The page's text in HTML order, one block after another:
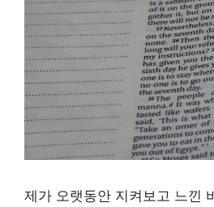
제가 오랫동안 지켜보고 느낀